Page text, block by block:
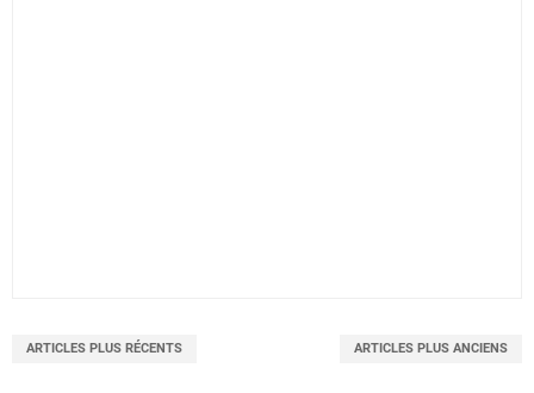
ARTICLES PLUS RÉCENTS ARTICLES PLUS ANCIENS